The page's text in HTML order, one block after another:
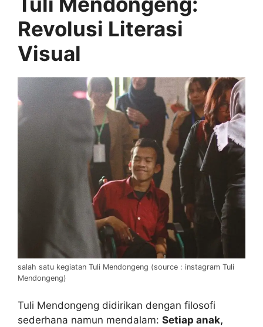
Revolusi Literasi
Visual
salah satu kegiatan Tuli Mendongeng (source : instagram Tuli
Mendongeng)
Tuli Mendongeng didirikan dengan filosofi
sederhana namun mendalam: Setiap anak,